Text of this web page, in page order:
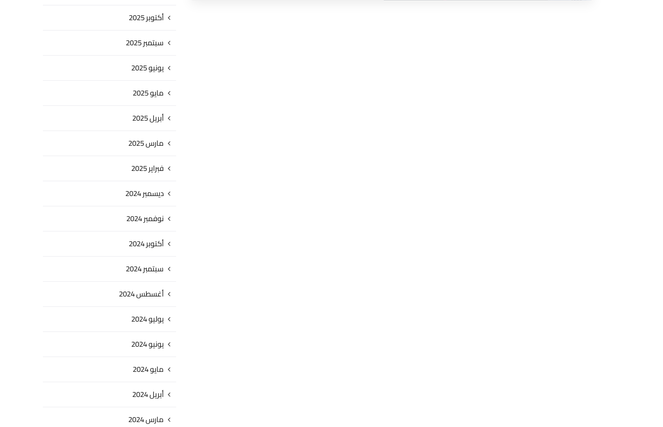
أكتوبر 2025
سبتمبر 2025
يونيو 2025
مايو 2025
أبريل 2025
مارس 2025
فبراير 2025
ديسمبر 2024
نوفمبر 2024
أكتوبر 2024
سبتمبر 2024
أغسطس 2024
يوليو 2024
يونيو 2024
مايو 2024
أبريل 2024
مارس 2024